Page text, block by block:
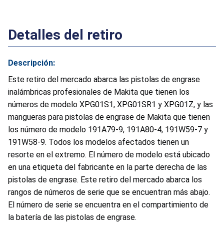
Detalles del retiro
Descripción:
Este retiro del mercado abarca las pistolas de engrase
inalámbricas profesionales de Makita que tienen los
números de modelo XPG01S1, XPG01SR1 y XPG01Z, y las
mangueras para pistolas de engrase de Makita que tienen
los número de modelo 191A79-9, 191A80-4, 191W59-7 y
191W58-9. Todos los modelos afectados tienen un
resorte en el extremo. El número de modelo está ubicado
en una etiqueta del fabricante en la parte derecha de las
pistolas de engrase. Este retiro del mercado abarca los
rangos de números de serie que se encuentran más abajo.
El número de serie se encuentra en el compartimiento de
la batería de las pistolas de engrase.